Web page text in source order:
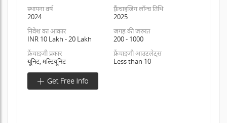
स्थापना वर्ष
2024
फ़्रैंचाइजिंग लॉन्च तिथि
2025
निवेश का आकार
INR 10 Lakh - 20 Lakh
जगह की जरुरत
200 - 1000
फ़्रैंचाइजी प्रकार
यूनिट, मल्टियूनिट
फ़्रैंचाइजी आउटलेट्स
Less than 10